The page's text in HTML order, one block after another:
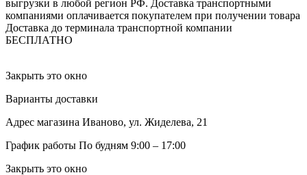
выгрузки в любой регион РФ. Доставка транспортными
компаниями оплачивается покупателем при получении товара
Доставка до терминала транспортной компании
БЕСПЛАТНО
Закрыть это окно
Варианты доставки
Адрес магазина Иваново, ул. Жиделева, 21
График работы По будням 9:00 – 17:00
Закрыть это окно